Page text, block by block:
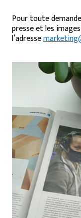
Pour toute
presse et les
l’adresse